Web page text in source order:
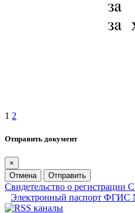
1 2
Отправить документ
×
Отмена
Отправить
Свидетельство о
Электронный паспорт ФГИС